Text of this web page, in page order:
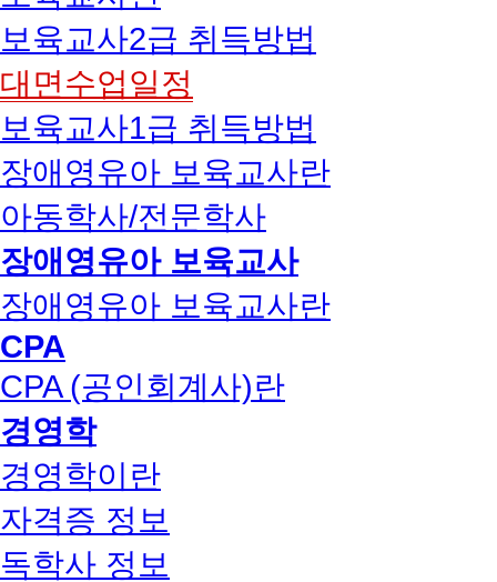
보육교사2급 취득방법
대면수업일정
보육교사1급 취득방법
장애영유아 보육교사란
아동학사/전문학사
장애영유아 보육교사
장애영유아 보육교사란
CPA
CPA (공인회계사)란
경영학
경영학이란
자격증 정보
독학사 정보